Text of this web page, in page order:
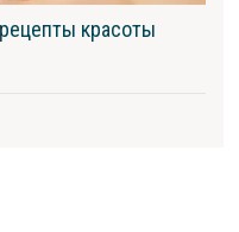
красоты